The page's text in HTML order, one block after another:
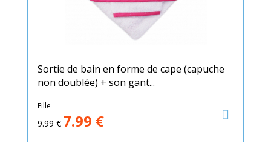
Sortie de bain en forme de cape (capuche
non doublée) + son gant...
Fille
9.99 € 7.99 €